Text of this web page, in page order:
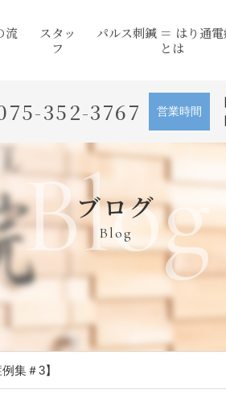
流
スタッ
フ
パルス刺鍼 ＝ はり通
とは
ブログ
Blog
Blog
352-3767 営業時間
集＃3】